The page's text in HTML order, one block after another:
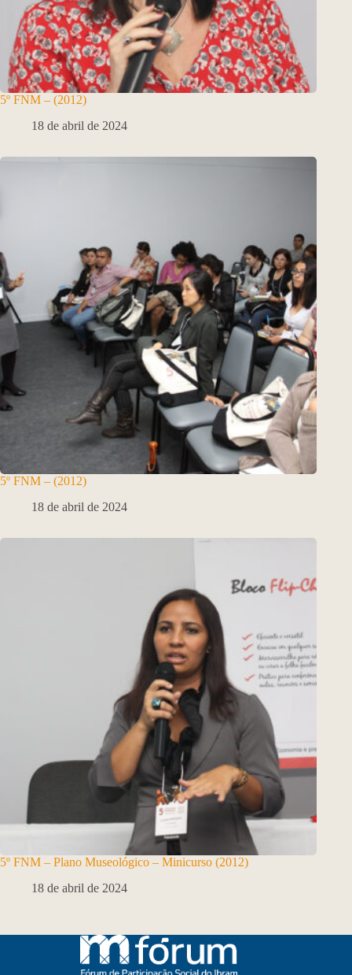
5º FNM – (2012)
18 de abril de 2024
5º FNM – (2012)
18 de abril de 2024
5º FNM – Plano Museológico – Minicurso (2012)
18 de abril de 2024